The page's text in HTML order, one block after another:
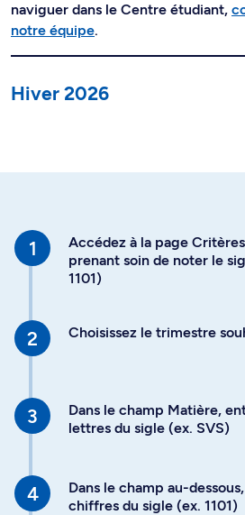
naviguer dans le Centre étudiant,
notre équipe.
Hiver 2026
Accédez à la page
prenant soin de noter le
1101)
Choisissez le trimestre
Dans le champ Matière,
lettres du sigle (ex. SVS)
Dans le champ au-
chiffres du sigle (ex. 1101)